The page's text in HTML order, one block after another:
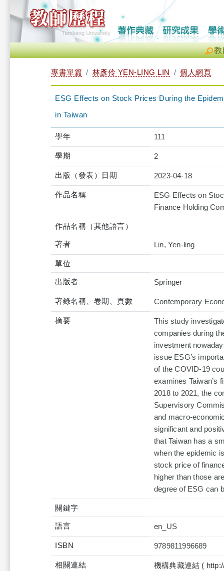
教
專書單篇 林彥伶 YEN-LING LIN 個人網頁
ESG Effects on Stock Prices During the
in Taiwan
學年 111
學期 2
出版（發表）日期 2023-04-18
作品名稱
ESG Effects on
Finance Holding
作品名稱（其他語言）
著者 Lin, Yen-ling
單位
出版者 Springer
著錄名稱、卷期、頁數 Contemporary
摘要
This study
companies during
investment
issue ESG’s
of the COVID-19
examines Taiwan’s
2018 to 2021, the
Supervisory
and macro-
significant and
that Taiwan has a
when the epidemic
stock price of
higher than those
degree of ESG can
關鍵字
語言 en_US
ISBN 9789811996689
相關連結 機構典藏連結 (